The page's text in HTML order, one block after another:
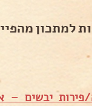
למתכון
פירות יבשים –